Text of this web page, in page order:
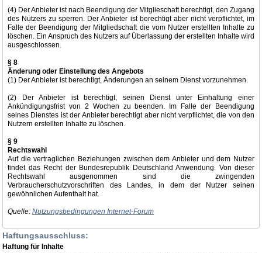
(4) Der Anbieter ist nach Beendigung der Mitglieschaft berechtigt, den Zugang
des Nutzers zu sperren. Der Anbieter ist berechtigt aber nicht verpflichtet, im
Falle der Beendigung der Mitgliedschaft die vom Nutzer erstellten Inhalte zu
löschen. Ein Anspruch des Nutzers auf Überlassung der erstellten Inhalte wird
ausgeschlossen.
§ 8
Änderung oder Einstellung des Angebots
(1) Der Anbieter ist berechtigt, Änderungen an seinem Dienst vorzunehmen.
(2) Der Anbieter ist berechtigt, seinen Dienst unter Einhaltung einer
Ankündigungsfrist von 2 Wochen zu beenden. Im Falle der Beendigung
seines Dienstes ist der Anbieter berechtigt aber nicht verpflichtet, die von den
Nutzern erstellten Inhalte zu löschen.
§ 9
Rechtswahl
Auf die vertraglichen Beziehungen zwischen dem Anbieter und dem Nutzer
findet das Recht der Bundesrepublik Deutschland Anwendung. Von dieser
Rechtswahl ausgenommen sind die zwingenden
Verbraucherschutzvorschriften des Landes, in dem der Nutzer seinen
gewöhnlichen Aufenthalt hat.
Quelle: Nutzungsbedingungen Internet-Forum
Haftungsausschluss:
Haftung für Inhalte